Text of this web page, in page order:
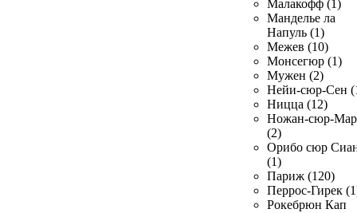
Малакофф (1)
Манделье ла
Напуль (1)
Межев (10)
Монсегюр (1)
Мужен (2)
Нейи-сюр-Сен
Ницца (12)
Ножан-сюр-
(2)
Орибо сюр
(1)
Париж (120)
Перрос-Гирек
Рокебрюн Кап